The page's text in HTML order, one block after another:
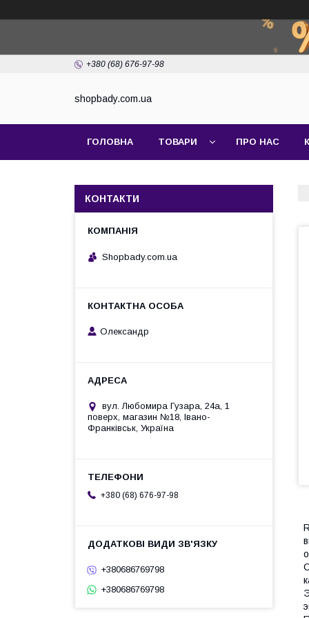
+380 (68) 676-97-98
shopbady.com.ua
ГОЛОВНА ТОВАРИ ПРО НАС
КОНТАКТИ
Shopbady.com.ua
Олександр
вул. Любомира Гузара, 24а, 1
поверх, магазин №18, Івано-
Франківськ, Україна
+380 (68) 676-97-98
+380686769798
+380686769798